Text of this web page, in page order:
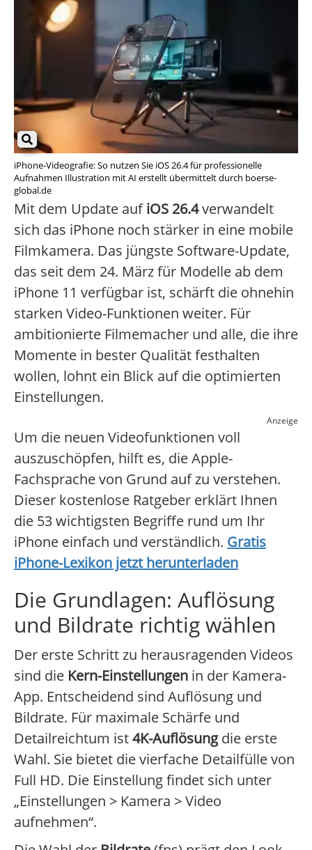
iPhone-Videografie: So nutzen Sie iOS 26.4 für professionelle
Aufnahmen Illustration mit AI erstellt übermittelt durch boerse-
global.de
Mit dem Update aufiOS 26.4verwandelt
sich das iPhone noch stärker in eine mobile
Filmkamera. Das jüngste Software-Update,
das seit dem 24. März für Modelle ab dem
iPhone 11 verfügbar ist, schärft die ohnehin
starken Video-Funktionen weiter. Für
ambitionierte Filmemacher und alle, die ihre
Momente in bester Qualität festhalten
wollen, lohnt ein Blick auf die optimierten
Einstellungen.
Anzeige
Um die neuen Videofunktionen voll
auszuschöpfen, hilft es, die Apple-
Fachsprache von Grund auf zu verstehen.
Dieser kostenlose Ratgeber erklärt Ihnen
die 53 wichtigsten Begriffe rund um Ihr
iPhone einfach und verständlich. Gratis
iPhone-Lexikon jetzt herunterladen
Die Grundlagen: Auflösung
und Bildrate richtig wählen
Der erste Schritt zu herausragenden Videos
sind die Kern-Einstellungen in der Kamera-
App. Entscheidend sind Auflösung und
Bildrate. Für maximale Schärfe und
Detailreichtum ist4K-Auflösungdie erste
Wahl. Sie bietet die vierfache Detailfülle von
Full HD. Die Einstellung findet sich unter
„Einstellungen > Kamera > Video
aufnehmen“.